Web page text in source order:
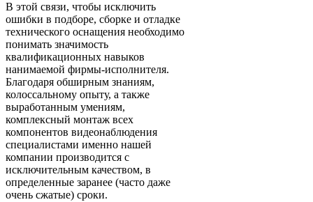
В этой связи, чтобы исключить
ошибки в подборе, сборке и отладке
технического оснащения необходимо
понимать значимость
квалификационных навыков
нанимаемой фирмы-исполнителя.
Благодаря обширным знаниям,
колоссальному опыту, а также
выработанным умениям,
комплексный монтаж всех
компонентов видеонаблюдения
специалистами именно нашей
компании производится с
исключительным качеством, в
определенные заранее (часто даже
очень сжатые) сроки.